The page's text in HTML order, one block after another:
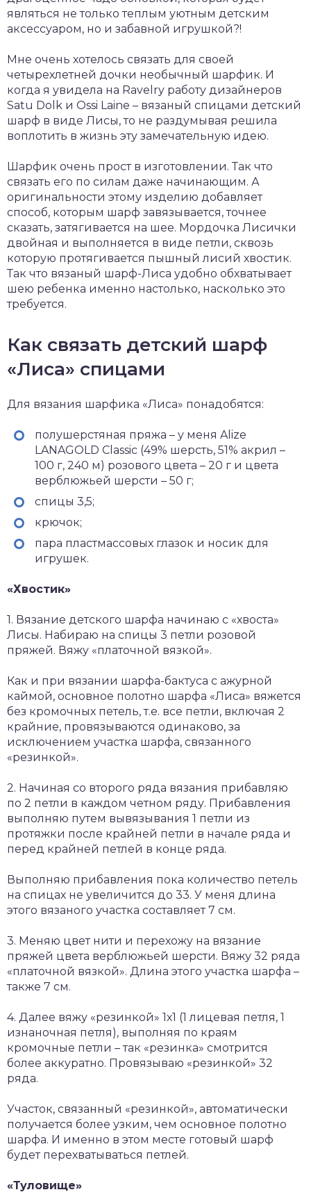
являться не только теплым уютным детским
аксессуаром, но и забавной игрушкой?!
Мне очень хотелось связать для своей
четырехлетней дочки необычный шарфик. И
когда я увидела на Ravelry работу дизайнеров
Satu Dolk и Ossi Laine – вязаный спицами детский
шарф в виде Лисы, то не раздумывая решила
воплотить в жизнь эту замечательную идею.
Шарфик очень прост в изготовлении. Так что
связать его по силам даже начинающим. А
оригинальности этому изделию добавляет
способ, которым шарф завязывается, точнее
сказать, затягивается на шее. Мордочка Лисички
двойная и выполняется в виде петли, сквозь
которую протягивается пышный лисий хвостик.
Так что вязаный шарф-Лиса удобно обхватывает
шею ребенка именно настолько, насколько это
требуется.
Как связать детский шарф
«Лиса» спицами
Для вязания шарфика «Лиса» понадобятся:
полушерстяная пряжа – у меня Alize
LANAGOLD Classic (49% шерсть, 51% акрил –
100 г, 240 м) розового цвета – 20 г и цвета
верблюжьей шерсти – 50 г;
спицы 3,5;
крючок;
пара пластмассовых глазок и носик для
игрушек.
«Хвостик»
1. Вязание детского шарфа начинаю с «хвоста»
Лисы. Набираю на спицы 3 петли розовой
пряжей. Вяжу «платочной вязкой».
Как и при вязании шарфа-бактуса с ажурной
каймой, основное полотно шарфа «Лиса» вяжется
без кромочных петель, т.е. все петли, включая 2
крайние, провязываются одинаково, за
исключением участка шарфа, связанного
«резинкой».
2. Начиная со второго ряда вязания прибавляю
по 2 петли в каждом четном ряду. Прибавления
выполняю путем вывязывания 1 петли из
протяжки после крайней петли в начале ряда и
перед крайней петлей в конце ряда.
Выполняю прибавления пока количество петель
на спицах не увеличится до 33. У меня длина
этого вязаного участка составляет 7 см.
3. Меняю цвет нити и перехожу на вязание
пряжей цвета верблюжьей шерсти. Вяжу 32 ряда
«платочной вязкой». Длина этого участка шарфа –
также 7 см.
4. Далее вяжу «резинкой» 1х1 (1 лицевая петля, 1
изнаночная петля), выполняя по краям
кромочные петли – так «резинка» смотрится
более аккуратно. Провязываю «резинкой» 32
ряда.
Участок, связанный «резинкой», автоматически
получается более узким, чем основное полотно
шарфа. И именно в этом месте готовый шарф
будет перехватываться петлей.
«Туловище»